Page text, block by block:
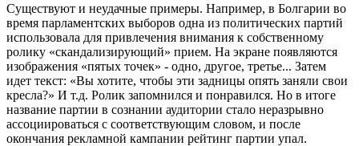
Существуют и неудачные примеры. Например, в Болгарии во
время парламентских выборов одна из политических партий
использовала для привлечения внимания к собственному
ролику «скандализирующий» прием. На экране появляются
изображения «пятых точек» - одно, другое, третье... Затем
идет текст: «Вы хотите, чтобы эти задницы опять заняли свои
кресла?» И т.д. Ролик запомнился и понравился. Но в итоге
название партии в сознании аудитории стало неразрывно
ассоциироваться с соответствующим словом, и после
окончания рекламной кампании рейтинг партии упал.